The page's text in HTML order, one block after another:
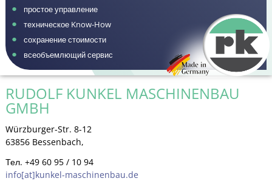
простое управление
техническое Know-How
сохранение стоимости
всеобъемлющий сервис
RUDOLF KUNKEL MASCHINENBAU
GMBH
Würzburger-Str. 8-12
63856 Bessenbach,
Тел. +49 60 95 / 10 94
info[at]kunkel-maschinenbau.de